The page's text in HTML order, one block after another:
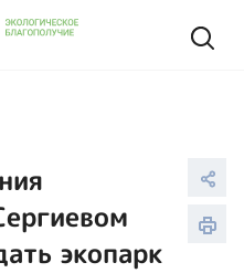
экопарк